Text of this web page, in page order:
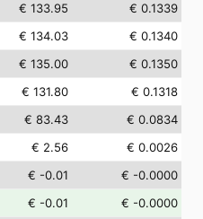
€ 133.95
€ 0.1339
€ 134.03
€ 0.1340
€ 135.00
€ 0.1350
€ 131.80
€ 0.1318
€ 83.43
€ 0.0834
€ 2.56
€ 0.0026
€ -0.01
€ -0.0000
€ -0.01
€ -0.0000